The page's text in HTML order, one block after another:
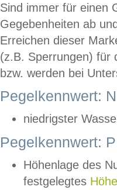
Sind immer für einen
Gegebenheiten ab
Erreichen dieser
(z.B. Sperrungen) für
bzw. werden bei
Pegelkennwert:
niedrigster
Pegelkennwert:
Höhenlage des
festgelegtes